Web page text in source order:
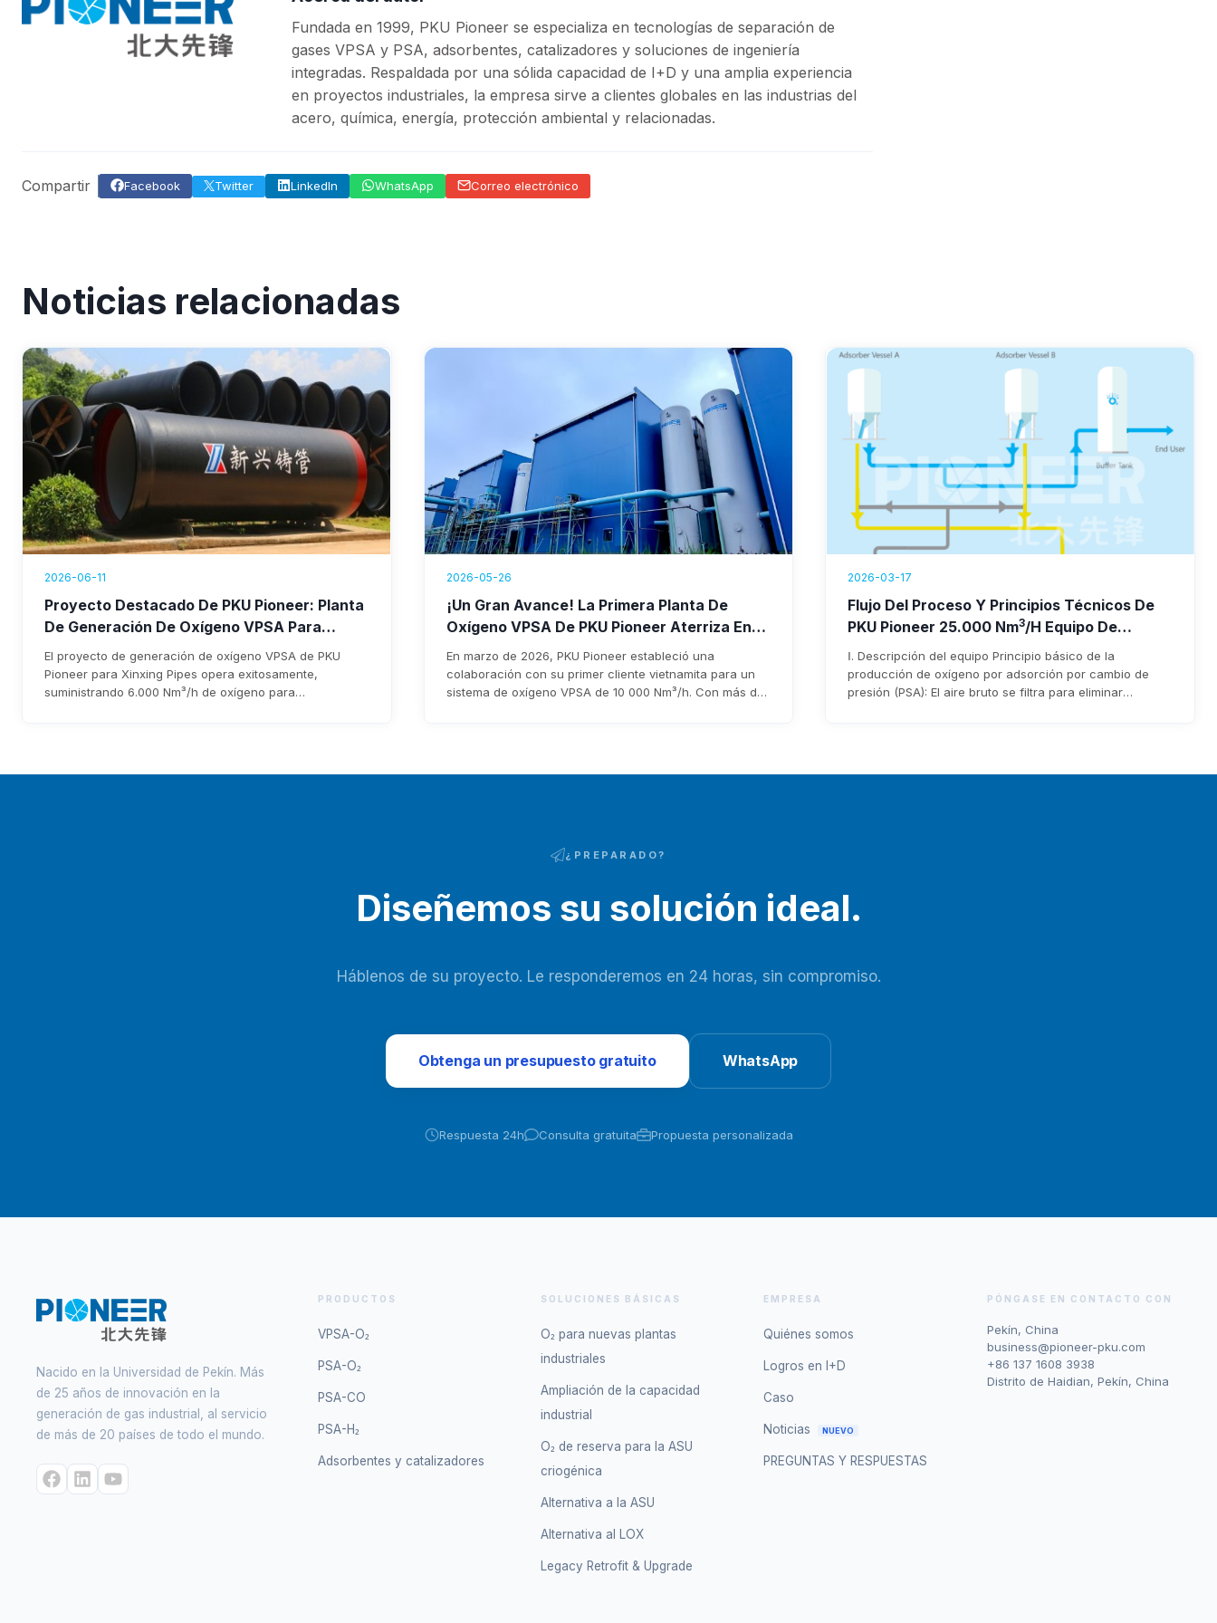
Fundada en 1999, PKU Pioneer se especializa en tecnologías de separación de
gases VPSA y PSA, adsorbentes, catalizadores y soluciones de ingeniería
integradas. Respaldada por una sólida capacidad de I+D y una amplia experiencia
en proyectos industriales, la empresa sirve a clientes globales en las industrias del
acero, química, energía, protección ambiental y relacionadas.
Compartir Facebook Twitter LinkedIn WhatsApp Correo electrónico
Noticias relacionadas
2026-06-11
Proyecto Destacado De PKU Pioneer: Planta
De Generación De Oxígeno VPSA Para
Xinxing Pipes Ya Está Operativa, Generando
Más De $1.76 Millones En Ingresos Anuales
El proyecto de generación de oxígeno VPSA de PKU
Pioneer para Xinxing Pipes opera exitosamente,
suministrando 6.000 Nm³/h de oxígeno para
2026-05-26
¡Un Gran Avance! La Primera Planta De
Oxígeno VPSA De PKU Pioneer Aterriza En
Vietnam.
En marzo de 2026, PKU Pioneer estableció una
colaboración con su primer cliente vietnamita para un
sistema de oxígeno VPSA de 10 000 Nm³/h. Con más de
2026-03-17
Flujo Del Proceso Y Principios Técnicos De
PKU Pioneer 25.000 Nm3/h Equipo De
Generación De Oxígeno
Ⅰ. Descripción del equipo Principio básico de la
producción de oxígeno por adsorción por cambio de
presión (PSA): El aire bruto se filtra para eliminar
¿PREPARADO?
Diseñemos su solución ideal.
Háblenos de su proyecto. Le responderemos en 24 horas, sin compromiso.
Obtenga un presupuesto gratuito WhatsApp
Respuesta 24h Consulta gratuita Propuesta personalizada
Nacido en la Universidad de Pekín. Más
de 25 años de innovación en la
generación de gas industrial, al servicio
de más de 20 países de todo el mundo.
PRODUCTOS
VPSA-O₂
PSA-O₂
PSA-CO
PSA-H₂
Adsorbentes y catalizadores
SOLUCIONES BÁSICAS
O₂ para nuevas plantas
industriales
Ampliación de la capacidad
industrial
O₂ de reserva para la ASU
criogénica
Alternativa a la ASU
Alternativa al LOX
Legacy Retrofit & Upgrade
EMPRESA
Quiénes somos
Logros en I+D
Caso
Noticias NUEVO
PREGUNTAS Y RESPUESTAS
PÓNGASE EN CONTACTO CON
Pekín, China
business@pioneer-pku.com
+86 137 1608 3938
Distrito de Haidian, Pekín, China